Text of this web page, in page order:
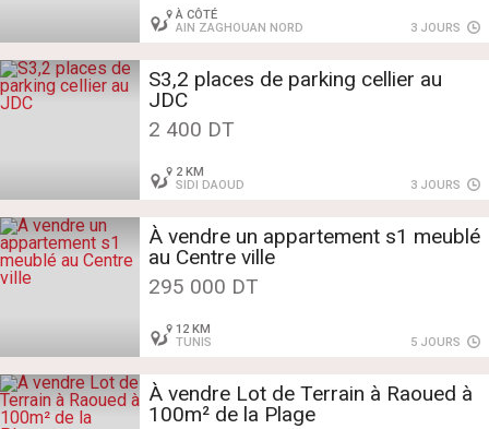
À CÔTÉ
AIN ZAGHOUAN NORD
3 JOURS
S3,2 places de parking cellier au
JDC
2 400 DT
2 KM
SIDI DAOUD
3 JOURS
À vendre un appartement s1 meublé
au Centre ville
295 000 DT
12 KM
TUNIS
5 JOURS
À vendre Lot de Terrain à Raoued à
100m² de la Plage